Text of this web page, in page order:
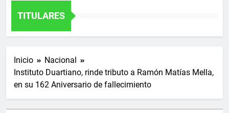
TITULARES
Inicio
Nacional
Instituto Duartiano, rinde tributo a Ramón Matías Mella,
en su 162 Aniversario de fallecimiento